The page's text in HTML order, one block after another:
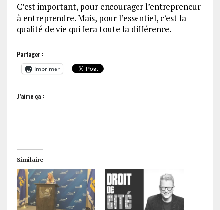
C’est important, pour encourager l’entrepreneur
à entreprendre. Mais, pour l’essentiel, c’est la
qualité de vie qui fera toute la différence.
Partager :
Imprimer
J’aime ça :
Similaire